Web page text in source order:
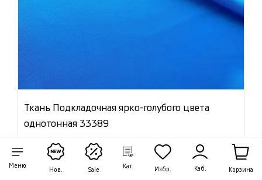
Меню
Нов. Sale
Кат. Избр. Каб. Корзина
Ткань Подкладочная ярко-голубого цвета
однотонная 33389
920 ₽/м
Артикул: 33389